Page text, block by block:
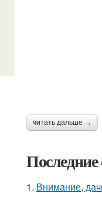
читать дальше →
Последние
1. Внимание,